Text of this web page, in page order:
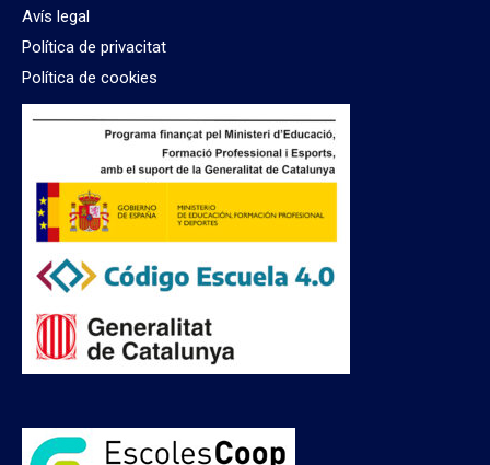
Avís legal
Política de privacitat
Política de cookies